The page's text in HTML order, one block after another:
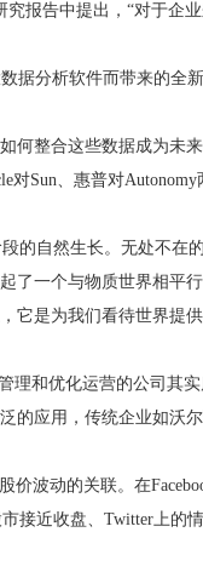
报告中提出，“对于企
据分析软件而带来的全
何整合这些数据成为未来
Sun、惠普对
的自然生长。无处不在
了一个与物质世界相平
它是为我们看待世界提
和优化运营的公司其
应用，传统企业如沃
价波动的关联。在
接近收盘、Twitter上的